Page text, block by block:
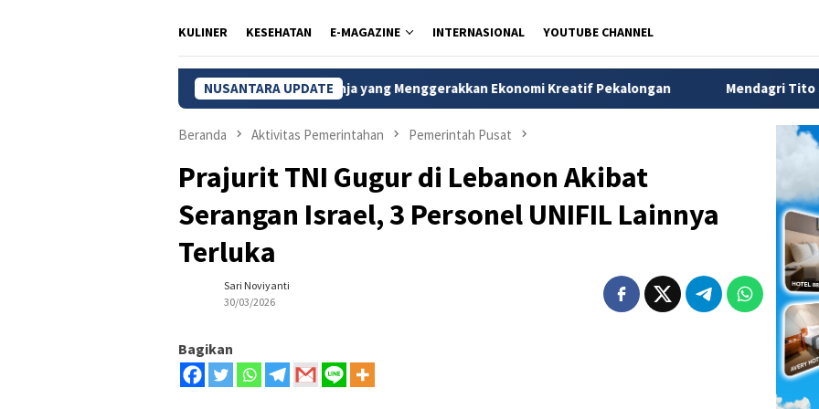
KULINER KESEHATAN E-MAGAZINE INTERNASIONAL YOUTUBE CHANNEL
NUSANTARA UPDATE
Batik Setono, Ikon Wisata Belanja yang Menggerakkan Ekonomi Kreatif Pekalongan Mendagri Tito Siapkan Tiga
Beranda Aktivitas Pemerintahan Pemerintah Pusat
Prajurit TNI Gugur di Lebanon Akibat
Serangan Israel, 3 Personel UNIFIL Lainnya
Terluka
Sari Noviyanti
30/03/2026
Bagikan